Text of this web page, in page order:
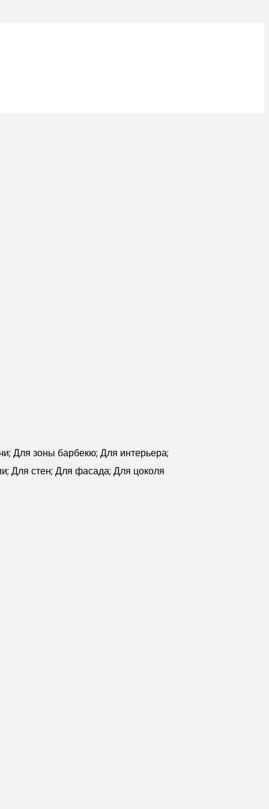
Для зоны барбекю; Для интерьера;
Для стен; Для фасада; Для цоколя